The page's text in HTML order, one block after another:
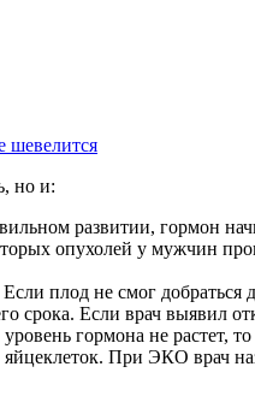
шевелится
но и:
развитии, гормон
опухолей у мужчин
плод не смог
срока. Если врач выявил
гормона не растет,
При ЭКО врач